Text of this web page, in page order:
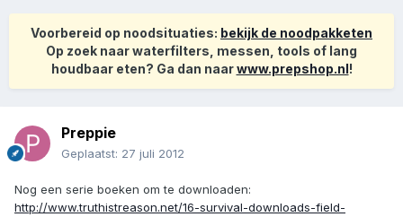
Voorbereid op noodsituaties: bekijk de noodpakketen
Op zoek naar waterfilters, messen, tools of lang
houdbaar eten? Ga dan naarwww.prepshop.nl!
Preppie
Geplaatst: 27 juli 2012
Nog een serie boeken om te downloaden:
http://www.truthistreason.net/16-survival-downloads-field-